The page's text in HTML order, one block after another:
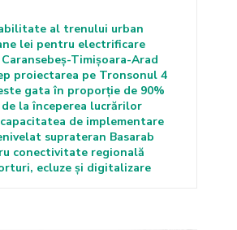
al trenului urban
lei pentru electrificare
Timișoara-Arad
proiectarea pe Tronsonul 4
gata în proporție de 90%
la începerea lucrărilor
de implementare
suprateran Basarab
conectivitate regională
ecluze și digitalizare